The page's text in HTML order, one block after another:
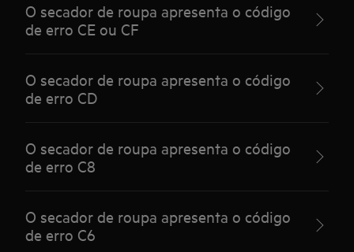
O secador de roupa apresenta o código
de erro CE ou CF
O secador de roupa apresenta o código
de erro CD
O secador de roupa apresenta o código
de erro C8
O secador de roupa apresenta o código
de erro C6